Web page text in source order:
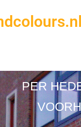
PER